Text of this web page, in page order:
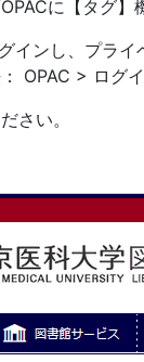
に【タグ】
インし、プライ
OPAC > ログ
さい。